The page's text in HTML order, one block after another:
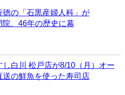
徳の「石黒産婦人科」が
院、46年の歴史に幕
し白川 松戸店が8/10（月）オー
送の鮮魚を使った寿司店